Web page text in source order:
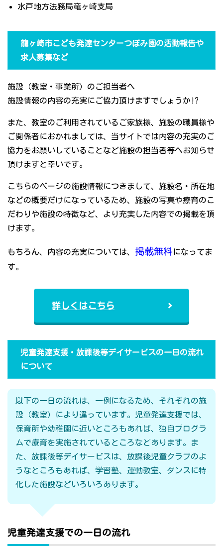
水戸地方法務局竜ヶ崎支局
龍ヶ崎市こども発達センターつぼみ園の活動報告や
求人募集など
施設（教室・事業所）のご担当者へ
施設情報の内容の充実にご協力頂けますでしょうか!?
また、教室のご利用されているご家族様、施設の職員様や
ご関係者におかれましては、当サイトでは内容の充実のご
協力をお願いしていることなど施設の担当者等へお知らせ
頂けますと幸いです。
こちらのページの施設情報につきまして、施設名・所在地
などの概要だけになっているため、施設の写真や療育のこ
だわりや施設の特徴など、より充実した内容での掲載を頂
けます。
もちろん、内容の充実については、 掲載無料になってま
す。
詳しくはこちら
児童発達支援・放課後等デイサービスの一日の流れ
について
以下の一日の流れは、一例になるため、それぞれの施
設（教室）により違っています。児童発達支援では、
保育所や幼稚園に近いところもあれば、独自プログラ
ムで療育を実施されているところなどあります。ま
た、放課後等デイサービスは、放課後児童クラブのよ
うなところもあれば、学習塾、運動教室、ダンスに特
化した施設などいろいろあります。
児童発達支援での一日の流れ